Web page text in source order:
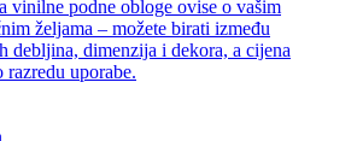
vinilne podne obloge ovise o vašim
željama – možete birati između
debljina, dimenzija i dekora, a cijena
razredu uporabe.